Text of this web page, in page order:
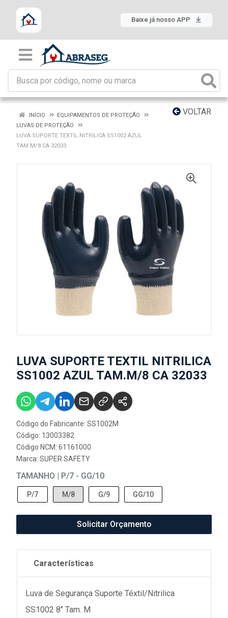
Baixe já nosso APP
VOLTAR
INÍCIO
EQUIPAMENTOS DE PROTEÇÃO
LUVAS DE PROTEÇÃO
LUVA SUPORTE TEXTIL NITRILICA SS1002 AZUL
TAM.M/8 CA 32033
LUVA SUPORTE TEXTIL NITRILICA
SS1002 AZUL TAM.M/8 CA 32033
Código do Fabricante: SS1002M
Código: 13003382
Código NCM: 61161000
Marca: SUPER SAFETY
TAMANHO | P/7 - GG/10
P/7 M/8 G/9 GG/10
Solicitar Orçamento
Características
Luva de Segurança Suporte Téxtil/Nitrilica
SS1002 8" Tam. M